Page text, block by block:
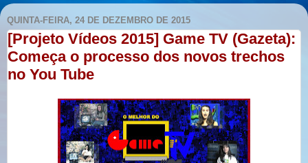
QUINTA-FEIRA, 24 DE DEZEMBRO DE 2015
[Projeto Vídeos 2015] Game TV (Gazeta):
Começa o processo dos novos trechos
no You Tube